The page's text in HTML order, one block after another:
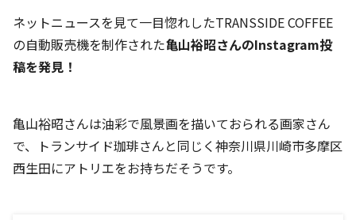
ネットニュースを見て一目惚れしたTRANSSIDE COFFEE
の自動販売機を制作された亀山裕昭さんのInstagram投
稿を発見！
亀山裕昭さんは油彩で風景画を描いておられる画家さん
で、トランサイド珈琲さんと同じく神奈川県川崎市多摩区
西生田にアトリエをお持ちだそうです。